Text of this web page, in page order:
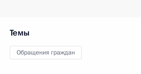
Темы
Обращения граждан